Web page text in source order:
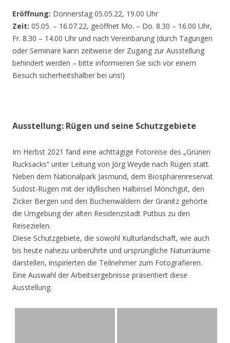
Eröffnung: Donnerstag 05.05.22, 19.00 Uhr
Zeit: 05.05. – 16.07.22, geöffnet Mo. – Do. 8.30 – 16.00 Uhr,
Fr. 8.30 – 14.00 Uhr und nach Vereinbarung (durch Tagungen
oder Seminare kann zeitweise der Zugang zur Ausstellung
behindert werden – bitte informieren Sie sich vor einem
Besuch sicherheitshalber bei uns!)
Ausstellung: Rügen und seine Schutzgebiete
Im Herbst 2021 fand eine achttägige Fotoreise des „Grünen
Rucksacks“ unter Leitung von Jörg Weyde nach Rügen statt.
Neben dem Nationalpark Jasmund, dem Biosphärenreservat
Südost-Rügen mit der idyllischen Halbinsel Mönchgut, den
Zicker Bergen und den Buchenwäldern der Granitz gehörte
die Umgebung der alten Residenzstadt Putbus zu den
Reisezielen.
Diese Schutzgebiete, die sowohl Kulturlandschaft, wie auch
bis heute nahezu unberührte und ursprüngliche Naturräume
darstellen, inspirierten die Teilnehmer zum Fotografieren.
Eine Auswahl der Arbeitsergebnisse präsentiert diese
Ausstellung.